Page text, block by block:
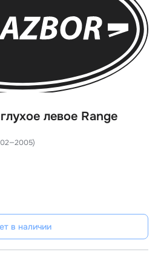
левое Range
в наличии